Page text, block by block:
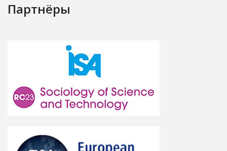
Партнёры